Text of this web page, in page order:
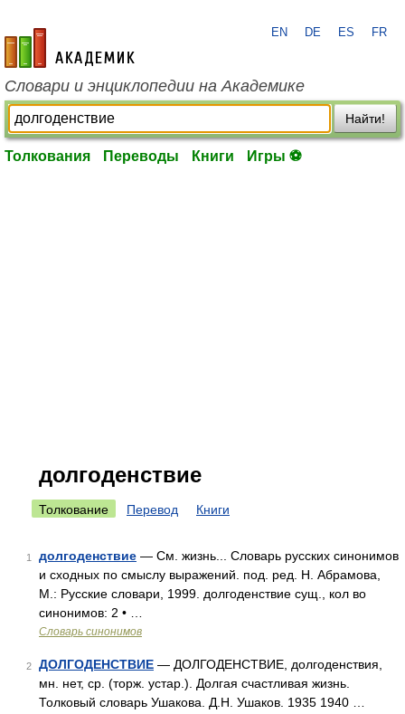
academic.ru
EN DE ES FR
Словари и энциклопедии на Академике
Найти!
Толкования Переводы Книги Игры ⚽
долгоденствие
Толкование Перевод Книги
1 долгоденствие — См. жизнь... Словарь русских синонимов
и сходных по смыслу выражений. под. ред. Н. Абрамова,
М.: Русские словари, 1999. долгоденствие сущ., кол во
синонимов: 2 • …
Словарь синонимов
2 ДОЛГОДЕНСТВИЕ — ДОЛГОДЕНСТВИЕ, долгоденствия,
мн. нет, ср. (торж. устар.). Долгая счастливая жизнь.
Толковый словарь Ушакова. Д.Н. Ушаков. 1935 1940 …